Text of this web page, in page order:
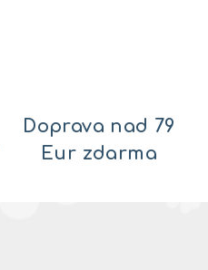
Doprava nad 79
Eur zdarma